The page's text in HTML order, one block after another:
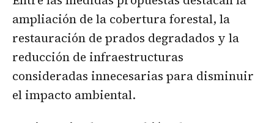
ampliación de la cobertura forestal, la
restauración de prados degradados y la
reducción de infraestructuras
consideradas innecesarias para disminuir
el impacto ambiental.